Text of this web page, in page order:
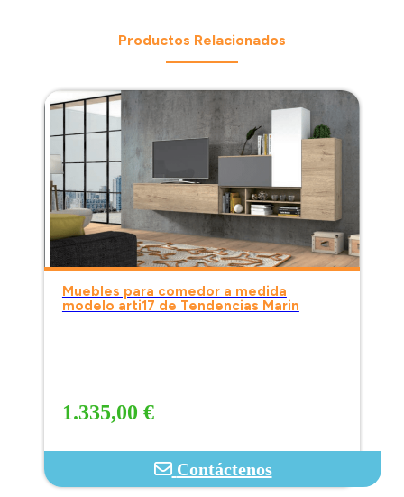
Productos Relacionados
Muebles para comedor a medida
modelo arti17 de Tendencias Marin
1.335,00 €
Contáctenos